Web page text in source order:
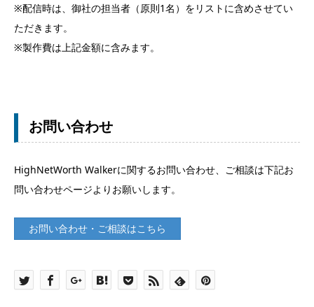
※配信時は、御社の担当者（原則1名）をリストに含めさせてい
ただきます。
※製作費は上記金額に含みます。
お問い合わせ
HighNetWorth Walkerに関するお問い合わせ、ご相談は下記お
問い合わせページよりお願いします。
お問い合わせ・ご相談はこちら